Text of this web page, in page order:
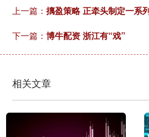
上一篇： 摛盈策略 正牵头制定一系
下一篇： 博牛配资 浙江有“戏”
相关文章